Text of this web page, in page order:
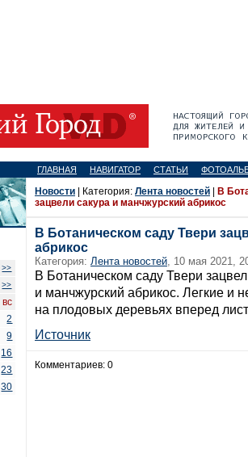
ГЛАВНАЯ НАВИГАТОР СТАТЬИ
>>
>>
вс
2
9
16
23
30
Новости | Категория: Лента новостей
В
зацвели сакура и манчжурский абрикос
В Ботаническом саду Твери
абрикос
Категория: Лента новостей, 10 мая 2021,
В Ботаническом саду Твери
и манчжурский абрикос. Легкие и
на плодовых деревьях вперед
Источник
Комментариев: 0